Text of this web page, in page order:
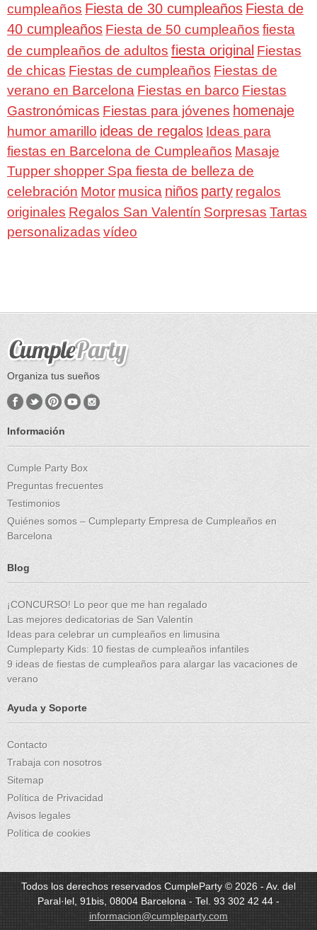
cumpleaños Fiesta de 30 cumpleaños Fiesta de
40 cumpleaños Fiesta de 50 cumpleaños fiesta
de cumpleaños de adultos fiesta original Fiestas
de chicas Fiestas de cumpleaños Fiestas de
verano en Barcelona Fiestas en barco Fiestas
Gastronómicas Fiestas para jóvenes homenaje
humor amarillo ideas de regalos Ideas para
fiestas en Barcelona de Cumpleaños Masaje
Tupper shopper Spa fiesta de belleza de
celebración Motor musica niños party regalos
originales Regalos San Valentín Sorpresas Tartas
personalizadas vídeo
Organiza tus sueños
Información
Cumple Party Box
Preguntas frecuentes
Testimonios
Quiénes somos – Cumpleparty Empresa de Cumpleaños en
Barcelona
Blog
¡CONCURSO! Lo peor que me han regalado
Las mejores dedicatorias de San Valentín
Ideas para celebrar un cumpleaños en limusina
Cumpleparty Kids: 10 fiestas de cumpleaños infantiles
9 ideas de fiestas de cumpleaños para alargar las vacaciones de
verano
Ayuda y Soporte
Contacto
Trabaja con nosotros
Sitemap
Política de Privacidad
Avisos legales
Política de cookies
Todos los derechos reservados CumpleParty © 2026 - Av. del
Paral·lel, 91bis, 08004 Barcelona - Tel. 93 302 42 44 -
informacion@cumpleparty.com